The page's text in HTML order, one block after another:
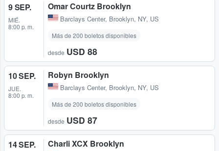
9 SEP.
MIÉ.
8:00 p. m.
Omar Courtz Brooklyn
Barclays Center, Brooklyn, NY, US
Más de 200 boletos disponibles
desde USD 88
10 SEP.
JUE.
8:00 p. m.
Robyn Brooklyn
Barclays Center, Brooklyn, NY, US
Más de 200 boletos disponibles
desde USD 87
14 SEP. Charli XCX Brooklyn